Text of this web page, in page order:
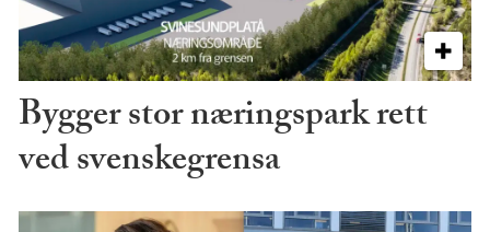
Bygger stor næringspark rett
ved svenskegrensa